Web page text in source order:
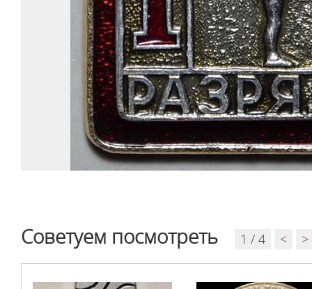
Советуем посмотреть 1 / 4 < >